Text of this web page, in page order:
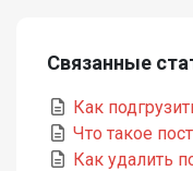
Связанные
Как
Что такое
Как удалить